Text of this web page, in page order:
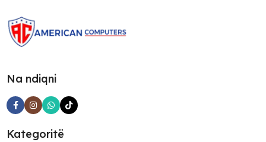
Na ndiqni
Kategoritë